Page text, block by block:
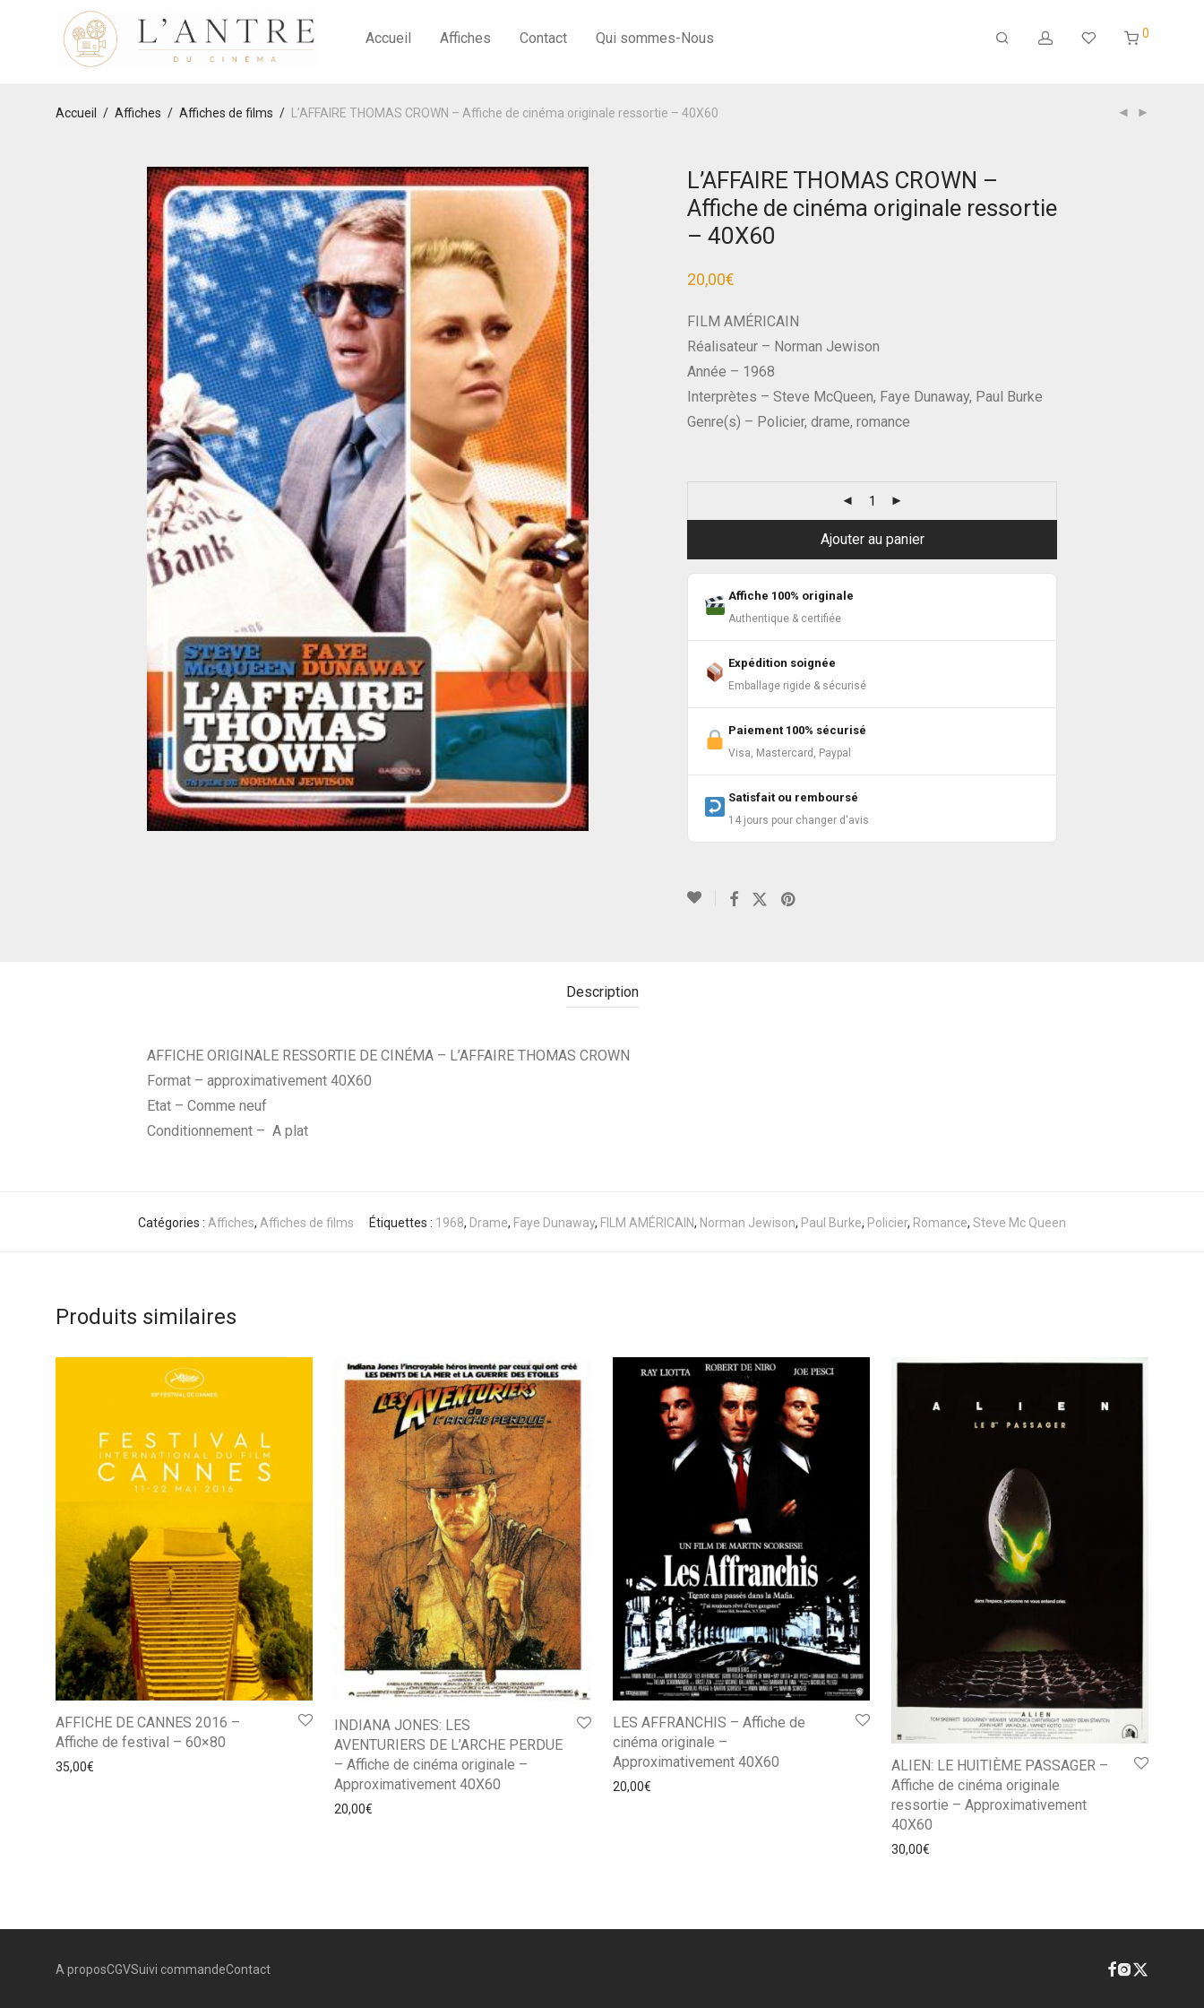
Accueil Affiches Contact Qui sommes-Nous 0
Accueil / Affiches / Affiches de films / L’AFFAIRE THOMAS CROWN – Affiche de cinéma originale ressortie – 40X60
L’AFFAIRE THOMAS CROWN –
Affiche de cinéma originale ressortie
– 40X60
20,00€
FILM AMÉRICAIN
Réalisateur – Norman Jewison
Année – 1968
Interprètes – Steve McQueen, Faye Dunaway, Paul Burke
Genre(s) – Policier, drame, romance
Ajouter au panier
Affiche 100% originale
Authentique & certifiée
Expédition soignée
Emballage rigide & sécurisé
Paiement 100% sécurisé
Visa, Mastercard, Paypal
Satisfait ou remboursé
14 jours pour changer d'avis
Description
AFFICHE ORIGINALE RESSORTIE DE CINÉMA – L’AFFAIRE THOMAS CROWN
Format – approximativement 40X60
Etat – Comme neuf
Conditionnement – A plat
Catégories : Affiches, Affiches de films Étiquettes : 1968, Drame, Faye Dunaway, FILM AMÉRICAIN, Norman Jewison, Paul Burke, Policier, Romance, Steve Mc Queen
Produits similaires
AFFICHE DE CANNES 2016 –
Affiche de festival – 60×80
35,00€
INDIANA JONES: LES
AVENTURIERS DE L’ARCHE PERDUE
– Affiche de cinéma originale –
Approximativement 40X60
20,00€
LES AFFRANCHIS – Affiche de
cinéma originale –
Approximativement 40X60
20,00€
ALIEN: LE HUITIÈME PASSAGER –
Affiche de cinéma originale
ressortie – Approximativement
40X60
30,00€
A proposCGVSuivi commandeContact